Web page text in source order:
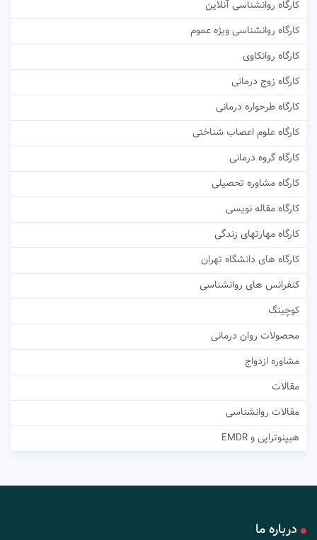
کارگاه روانشناسی آنلاین
کارگاه روانشناسی ویژه عموم
کارگاه روانکاوی
کارگاه زوج درمانی
کارگاه طرحواره درمانی
کارگاه علوم اعصاب شناختی
کارگاه گروه درمانی
کارگاه مشاوره تحصیلی
کارگاه مقاله نویسی
کارگاه مهارتهای زندگی
کارگاه های دانشگاه تهران
کنفرانس های روانشناسی
کوچینگ
محصولات روان درمانی
مشاوره ازدواج
مقالات
مقالات روانشناسی
هیپنوتراپی و EMDR
درباره ما